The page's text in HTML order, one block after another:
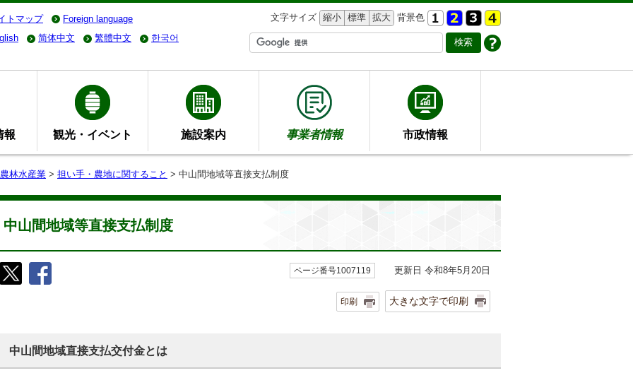
トマップ Foreign language 文字サイズ 縮小 標準 拡大 背景色
简体中文 繁體中文 한국어
報 観光・イベント 施設案内 事業者情報 市政情報
農林水産業 > 担い手・農地に関すること > 中山間地域等直接支払制度
中山間地域等直接支払制度
ページ番号1007119 更新日 令和8年5月20日
印刷 大きな文字で印刷
中山間地域直接支払交付金とは